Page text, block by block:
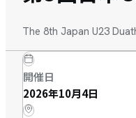
The 8th Japan U23
開催日
2026年10月4日